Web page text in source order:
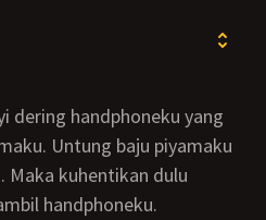
Untung baju piyamaku
Maka kuhentikan dulu
handphoneku.